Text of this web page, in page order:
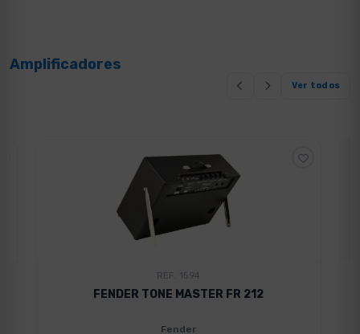
Amplificadores
Ver todos
REF. 1594
FENDER TONE MASTER FR 212
Fender